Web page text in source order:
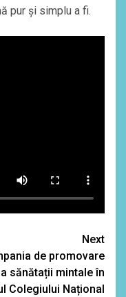
pur și simplu a fi.
Next
de promovare
a sănătații mintale în
Colegiului Național